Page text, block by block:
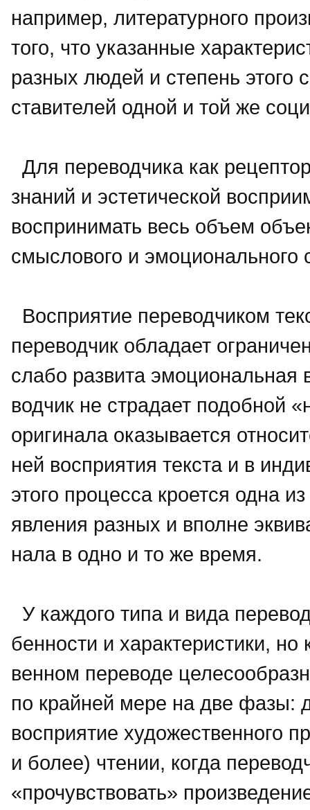
например, литературного
того, что указанные
разных людей и степень этого
ставителей одной и той же
Для переводчика как
знаний и эстетической
воспринимать весь объем
смыслового и эмоционального
Восприятие переводчиком
переводчик обладает
слабо развита
водчик не страдает подобной
оригинала оказывается
ней восприятия текста и в
этого процесса кроется одна
явления разных и вполне
нала в одно и то же время.
У каждого типа и вида
бенности и характеристики,
венном переводе
по крайней мере на две фазы:
воспри­ятие художественного
и бо­лее) чтении, когда
«про­чувствовать»